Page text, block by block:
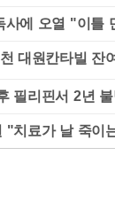
사에 오열 "이틀
필리핀서 2년
"치료가 날 죽이